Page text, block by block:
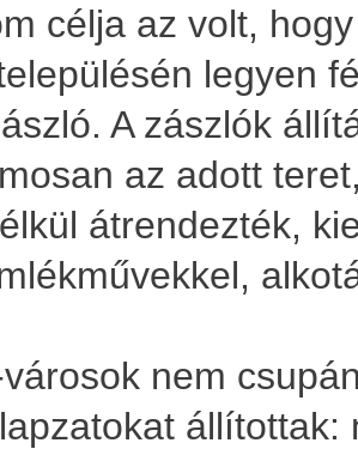
célja az volt,
legyen
A zászlók
az adott
átrendezték,
nem
állítottak: